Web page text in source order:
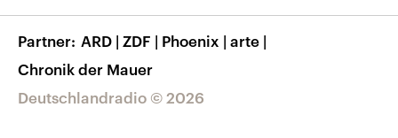
Barrierefreiheit
Deutschlandradio © 2026
Partner ARD | ZDF | Phoenix | arte |
Chronik der Mauer